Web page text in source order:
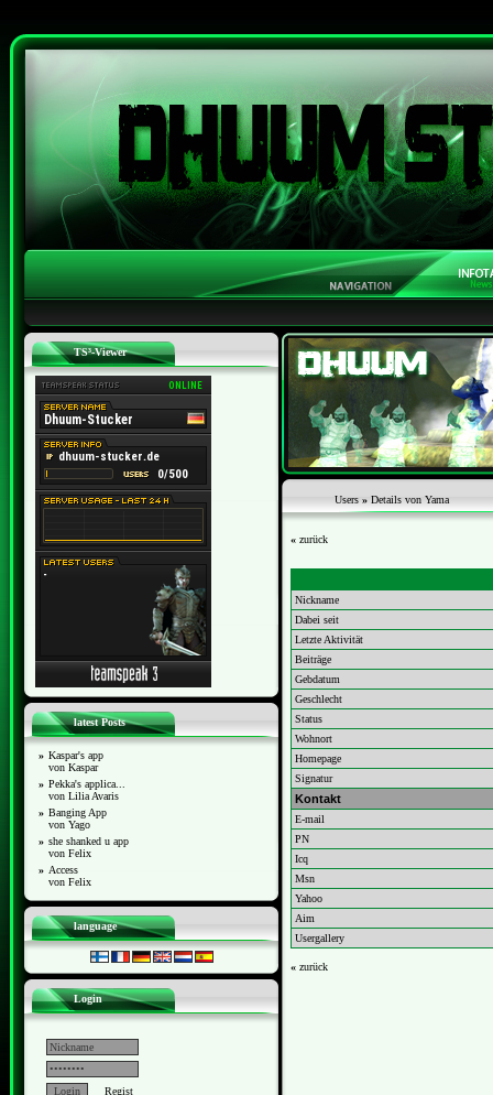
TS³-Viewer
latest Posts
» Kaspar's app
von Kaspar
» Pekka's applica...
von Lilia Avaris
» Banging App
von Yago
» she shanked u app
von Felix
» Access
von Felix
language
Login
Regist
Users » Details von Yama
« zurück
Nickname
Dabei seit
Letzte Aktivität
Beiträge
Gebdatum
Geschlecht
Status
Wohnort
Homepage
Signatur
Kontakt
E-mail
PN
Icq
Msn
Yahoo
Aim
Usergallery
« zurück